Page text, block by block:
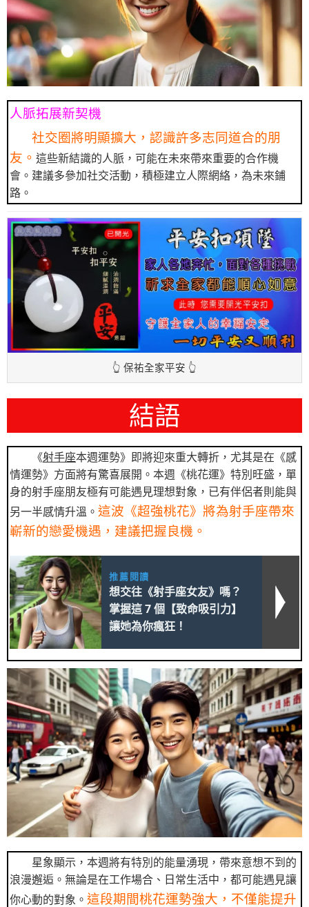
人脈拓展新契機
社交圈將明顯擴大，認識許多志同道合的朋
友。 這些新結識的人脈，可能在未來帶來重要的合作機
會。建議多參加社交活動，積極建立人際網絡，為未來鋪
路。
👆 保祐全家平安 👆
結語
《射手座本週運勢》即將迎來重大轉折，尤其是在《感
情運勢》方面將有驚喜展開。本週《桃花運》特別旺盛，單
身的射手座朋友極有可能遇見理想對象，已有伴侶者則能與
另一半感情升溫。 這波《超強桃花》將為射手座帶來
嶄新的戀愛機遇，建議把握良機。
推薦閱讀
想交往《射手座女友》嗎？
掌握這 7 個【致命吸引力】
讓她為你瘋狂！
星象顯示，本週將有特別的能量湧現，帶來意想不到的
浪漫邂逅。無論是在工作場合、日常生活中，都可能遇見讓
你心動的對象。 這段期間桃花運勢強大，不僅能提升